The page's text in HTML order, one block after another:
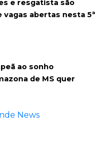
News
e resgatista são
abertas nesta 5ª
ao sonho
de MS quer